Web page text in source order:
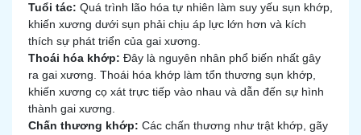
Tuổi tác: Quá trình lão hóa tự nhiên làm suy yếu sụn khớp,
khiến xương dưới sụn phải chịu áp lực lớn hơn và kích
thích sự phát triển của gai xương.
Thoái hóa khớp: Đây là nguyên nhân phổ biến nhất gây
ra gai xương. Thoái hóa khớp làm tổn thương sụn khớp,
khiến xương cọ xát trực tiếp vào nhau và dẫn đến sự hình
thành gai xương.
Chấn thương khớp: Các chấn thương như trật khớp, gãy